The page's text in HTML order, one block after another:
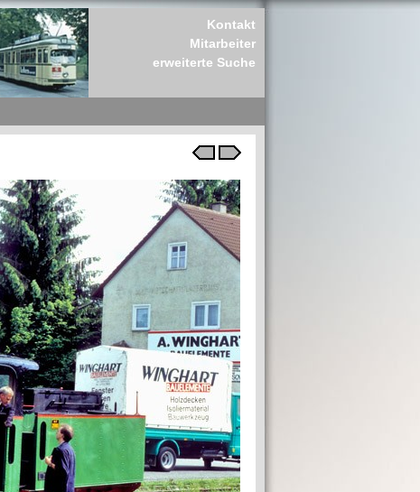
Kontakt
Mitarbeiter
erweiterte Suche